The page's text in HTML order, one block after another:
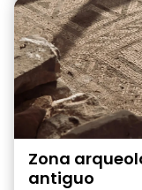
Zona
antiguo